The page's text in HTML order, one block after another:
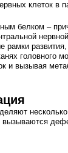
клеток в
белком –
рамки развития,
головного
и вызывая
вызываются